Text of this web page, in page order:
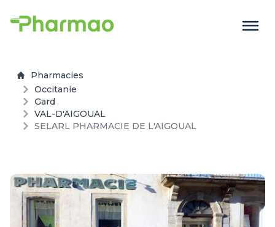
Pharmacies
Occitanie
Gard
VAL-D'AIGOUAL
SELARL PHARMACIE DE L'AIGOUAL